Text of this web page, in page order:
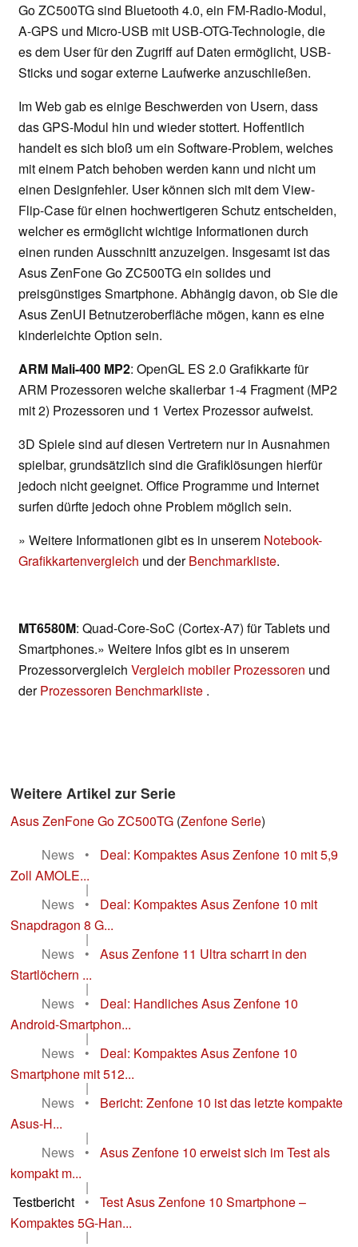
Go ZC500TG sind Bluetooth 4.0, ein FM-Radio-Modul,
A-GPS und Micro-USB mit USB-OTG-Technologie, die
es dem User für den Zugriff auf Daten ermöglicht, USB-
Sticks und sogar externe Laufwerke anzuschließen.
Im Web gab es einige Beschwerden von Usern, dass
das GPS-Modul hin und wieder stottert. Hoffentlich
handelt es sich bloß um ein Software-Problem, welches
mit einem Patch behoben werden kann und nicht um
einen Designfehler. User können sich mit dem View-
Flip-Case für einen hochwertigeren Schutz entscheiden,
welcher es ermöglicht wichtige Informationen durch
einen runden Ausschnitt anzuzeigen. Insgesamt ist das
Asus ZenFone Go ZC500TG ein solides und
preisgünstiges Smartphone. Abhängig davon, ob Sie die
Asus ZenUI Betnutzeroberfläche mögen, kann es eine
kinderleichte Option sein.
ARM Mali-400 MP2: OpenGL ES 2.0 Grafikkarte für
ARM Prozessoren welche skalierbar 1-4 Fragment (MP2
mit 2) Prozessoren und 1 Vertex Prozessor aufweist.
3D Spiele sind auf diesen Vertretern nur in Ausnahmen
spielbar, grundsätzlich sind die Grafiklösungen hierfür
jedoch nicht geeignet. Office Programme und Internet
surfen dürfte jedoch ohne Problem möglich sein.
» Weitere Informationen gibt es in unserem Notebook-
Grafikkartenvergleich und derBenchmarkliste.
MT6580M: Quad-Core-SoC (Cortex-A7) für Tablets und
Smartphones.» Weitere Infos gibt es in unserem
Prozessorvergleich Vergleich mobiler Prozessoren und
derProzessoren Benchmarkliste .
Weitere Artikel zur Serie
Asus ZenFone Go ZC500TG (Zenfone Serie)
News
•
Deal: Kompaktes Asus Zenfone 10 mit 5,9
Zoll AMOLE...
|
News
•
Deal: Kompaktes Asus Zenfone 10 mit
Snapdragon 8 G...
|
News
•
Asus Zenfone 11 Ultra scharrt in den
Startlöchern ...
|
News
•
Deal: Handliches Asus Zenfone 10
Android-Smartphon...
|
News
•
Deal: Kompaktes Asus Zenfone 10
Smartphone mit 512...
|
News
•
Bericht: Zenfone 10 ist das letzte kompakte
Asus-H...
|
News
•
Asus Zenfone 10 erweist sich im Test als
kompakt m...
|
Testbericht
•
Test Asus Zenfone 10 Smartphone –
Kompaktes 5G-Han...
|